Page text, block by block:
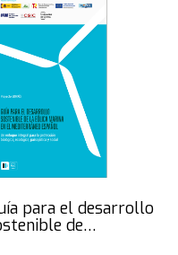
para el desarrollo
de…